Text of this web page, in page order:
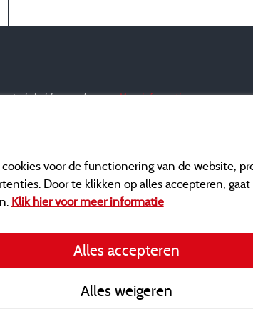
hebben ondergaan.Meer informatie
voor de functionering van de website,
Door te klikken op alles accepteren,
Klik hier voor meer informatie
Alles accepteren
Alles weigeren